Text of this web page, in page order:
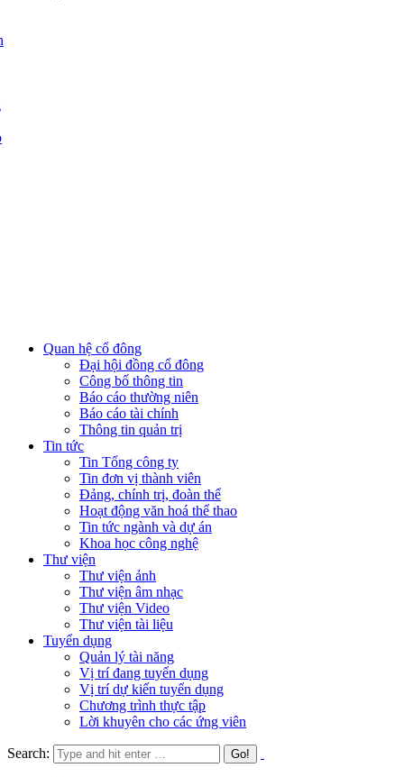
Quan hệ cổ đông
Đại hội đồng cổ đông
Công bố thông tin
Báo cáo thường niên
Báo cáo tài chính
Thông tin quản trị
Tin tức
Tin Tổng công ty
Tin đơn vị thành viên
Đảng, chính trị, đoàn thể
Hoạt động văn hoá thể thao
Tin tức ngành và dự án
Khoa học công nghệ
Thư viện
Thư viện ảnh
Thư viện âm nhạc
Thư viện Video
Thư viện tài liệu
Tuyển dụng
Quản lý tài năng
Vị trí đang tuyển dụng
Vị trí dự kiến tuyển dụng
Chương trình thực tập
Lời khuyên cho các ứng viên
Search: